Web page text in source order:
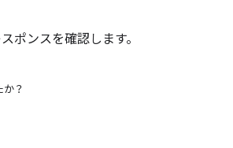
ポンスを確認します。
か？